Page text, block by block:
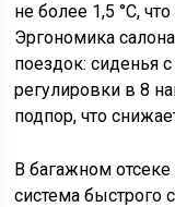
не более 1,5 °C,
Эргономика
поездок: сиденья
регулировки в 8
подпор, что
В багажном
система быстрого